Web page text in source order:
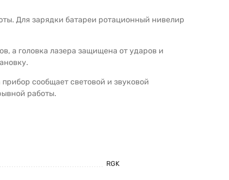
Для зарядки батареи ротационный нивелир
а головка лазера защищена от ударов и
сообщает световой и звуковой
работы.
RGK